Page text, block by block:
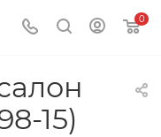
0
15)